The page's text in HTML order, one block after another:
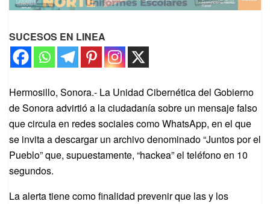
SUCESOS EN LINEA
Hermosillo, Sonora.- La Unidad Cibernética del Gobierno
de Sonora advirtió a la ciudadanía sobre un mensaje falso
que circula en redes sociales como WhatsApp, en el que
se invita a descargar un archivo denominado “Juntos por el
Pueblo” que, supuestamente, “hackea” el teléfono en 10
segundos.
La alerta tiene como finalidad prevenir que las y los